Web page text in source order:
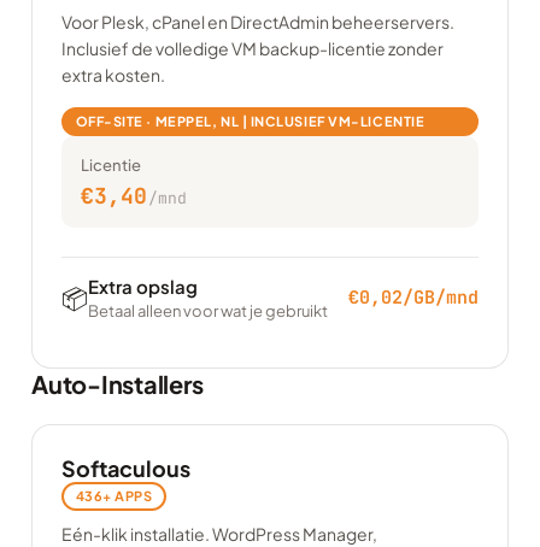
Voor Plesk, cPanel en DirectAdmin beheerservers.
Inclusief de volledige VM backup-licentie zonder
extra kosten.
OFF-SITE · MEPPEL, NL | INCLUSIEF VM-LICENTIE
Licentie
€3,40/mnd
📦Extra opslag
Betaal alleen voor wat je gebruikt
€0,02/GB/mnd
Auto-Installers
Softaculous
436+ APPS
Eén-klik installatie. WordPress Manager,